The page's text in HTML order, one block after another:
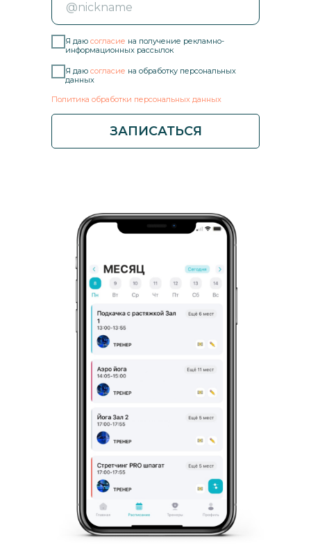
Я даю согласие на получение рекламно-
информационных рассылок
Я даю согласие на обработку персональных
данных
Политика обработки персональных данных
ЗАПИСАТЬСЯ